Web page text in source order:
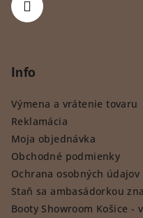
Info
Výmena a vrátenie tovaru
Reklamácia
Moja objednávka
Obchodné podmienky
Ochrana osobných údajov
Staň sa ambasádorkou
Booty Showroom Košice -